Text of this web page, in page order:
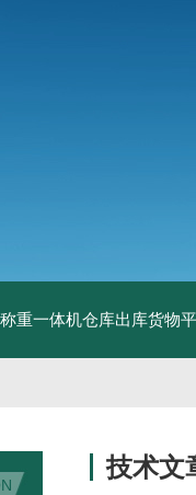
重一体机仓库出库货物
技术文